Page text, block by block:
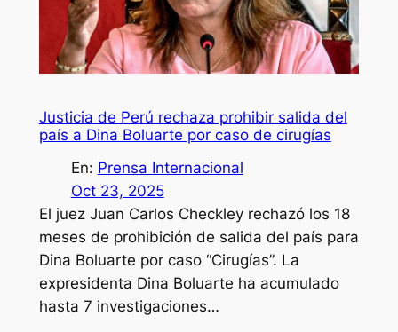
Justicia de Perú rechaza prohibir salida del
país a Dina Boluarte por caso de cirugías
En: Prensa Internacional
Oct 23, 2025
El juez Juan Carlos Checkley rechazó los 18
meses de prohibición de salida del país para
Dina Boluarte por caso “Cirugías”. La
expresidenta Dina Boluarte ha acumulado
hasta 7 investigaciones…